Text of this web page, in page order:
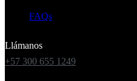
FAQs
Llámanos
+57 300 655 1249